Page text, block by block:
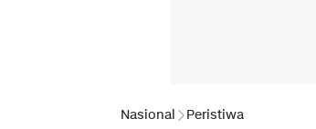
Nasional Peristiwa